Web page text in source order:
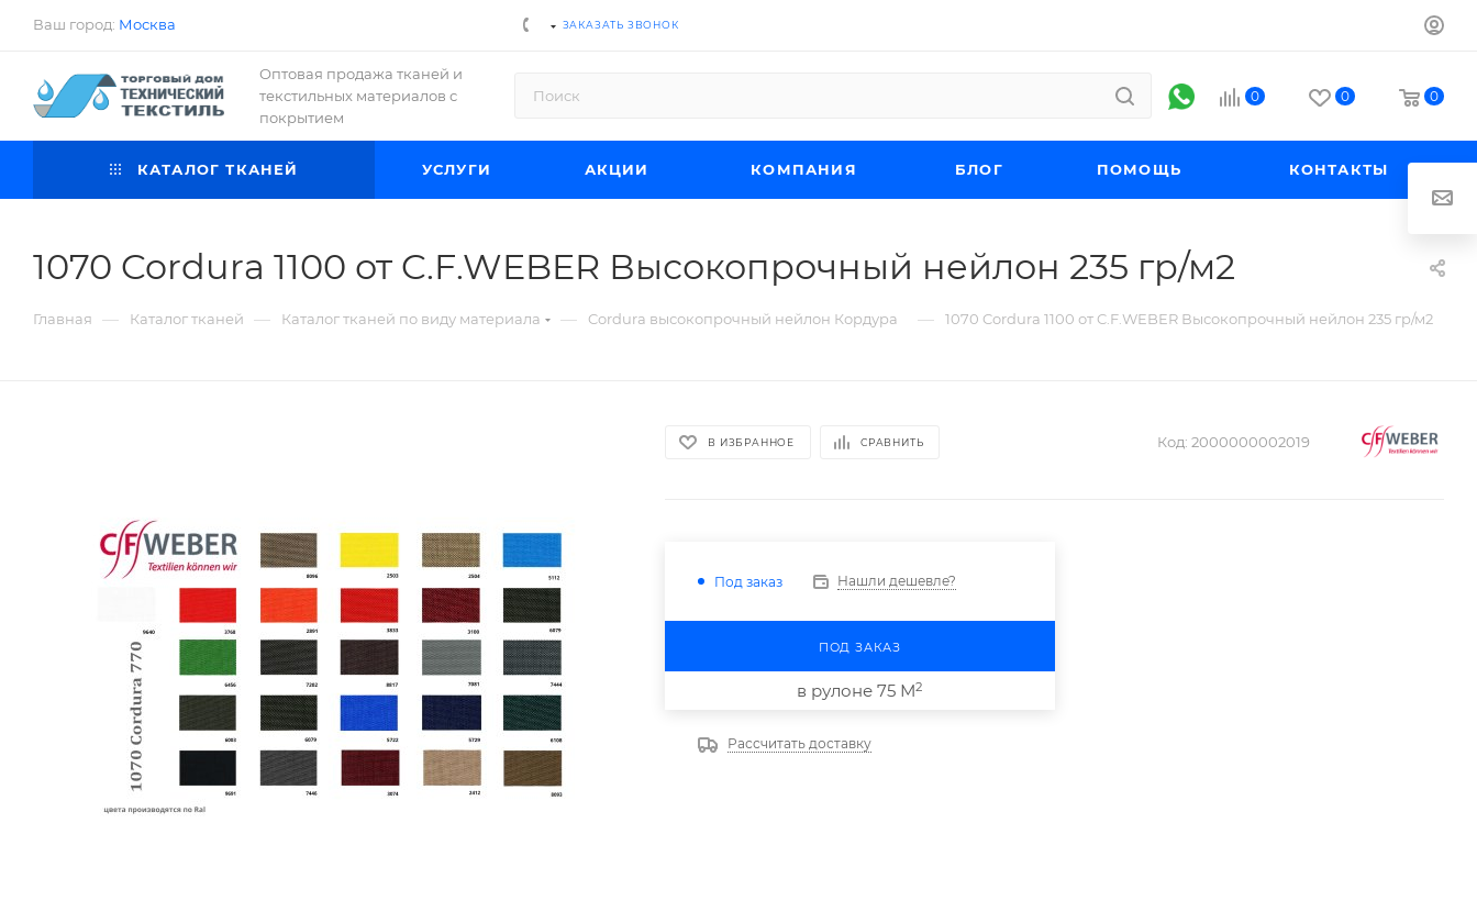
Ваш город: Москва ЗАКАЗАТЬ ЗВОНОК
Оптовая продажа тканей и
текстильных материалов с
покрытием
0 0 0
КАТАЛОГ ТКАНЕЙ УСЛУГИ АКЦИИ КОМПАНИЯ БЛОГ ПОМОЩЬ КОНТАКТЫ
1070 Cordura 1100 от C.F.WEBER Высокопрочный нейлон 235 гр/м2
Главная — Каталог тканей — Каталог тканей по виду материала — Cordura высокопрочный нейлон Кордура — 1070 Cordura 1100 от C.F.WEBER Высокопрочный нейлон 235 гр/м2
В ИЗБРАННОЕ СРАВНИТЬ Код: 2000000002019
Под заказ Нашли дешевле?
ПОД ЗАКАЗ
в рулоне 75 М2
Рассчитать доставку